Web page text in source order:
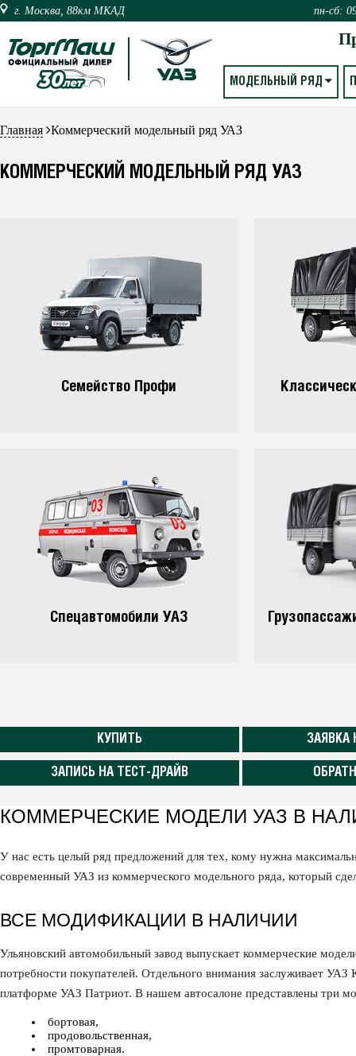
г. Москва, 88км МКАД пн-сб:
МОДЕЛЬНЫЙ РЯД
Главная Коммерческий модельный ряд УАЗ
КОММЕРЧЕСКИЙ МОДЕЛЬНЫЙ РЯД УАЗ
Семейство Профи
Спецавтомобили УАЗ
КУПИТЬ ЗАЯВКА
ЗАПИСЬ НА ТЕСТ-ДРАЙВ
КОММЕРЧЕСКИЕ МОДЕЛИ УАЗ В
У нас есть целый ряд предложений для тех, кому нужна
современный УАЗ из коммерческого модельного ряда, который
ВСЕ МОДИФИКАЦИИ В НАЛИЧИИ
Ульяновский автомобильный завод выпускает коммерческие
потребности покупателей. Отдельного внимания заслуживает
платформе УАЗ Патриот. В нашем автосалоне представлены три
бортовая,
продовольственная,
промтоварная.